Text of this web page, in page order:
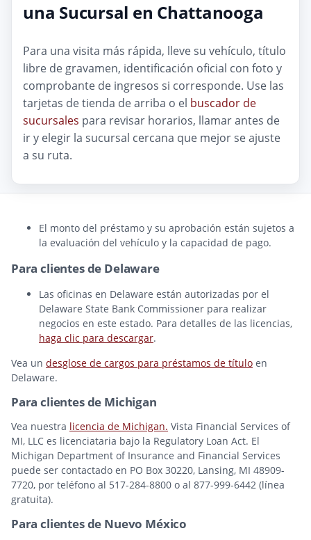
una Sucursal en Chattanooga
Para una visita más rápida, lleve su vehículo, título
libre de gravamen, identificación oficial con foto y
comprobante de ingresos si corresponde. Use las
tarjetas de tienda de arriba o el buscador de
sucursales para revisar horarios, llamar antes de
ir y elegir la sucursal cercana que mejor se ajuste
a su ruta.
El monto del préstamo y su aprobación están sujetos a
la evaluación del vehículo y la capacidad de pago.
Para clientes de Delaware
Las oficinas en Delaware están autorizadas por el
Delaware State Bank Commissioner para realizar
negocios en este estado. Para detalles de las licencias,
haga clic para descargar.
Vea un desglose de cargos para préstamos de título en
Delaware.
Para clientes de Michigan
Vea nuestra licencia de Michigan. Vista Financial Services of
MI, LLC es licenciataria bajo la Regulatory Loan Act. El
Michigan Department of Insurance and Financial Services
puede ser contactado en PO Box 30220, Lansing, MI 48909-
7720, por teléfono al 517-284-8800 o al 877-999-6442 (línea
gratuita).
Para clientes de Nuevo México